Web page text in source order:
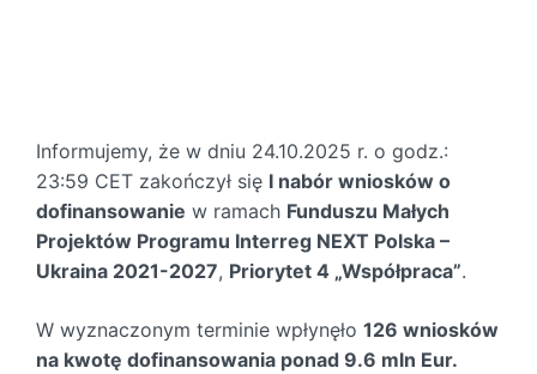
Informujemy, że w dniu 24.10.2025 r. o godz.:
23:59 CET zakończył się I nabór wniosków o
dofinansowanie w ramach Funduszu Małych
Projektów Programu Interreg NEXT Polska –
Ukraina 2021-2027, Priorytet 4 „Współpraca”.
W wyznaczonym terminie wpłynęło 126 wniosków
na kwotę dofinansowania ponad 9.6 mln Eur.